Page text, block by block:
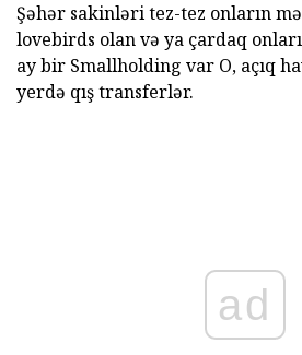
Şəhər sakinləri tez-tez onların
lovebirds olan və ya çardaq
ay bir Smallholding var O, açıq
yerdə qış transferlər.
ad